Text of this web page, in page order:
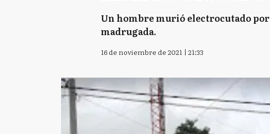
Un hombre murió electrocutado
madrugada.
16 de noviembre de 2021 | 21:33